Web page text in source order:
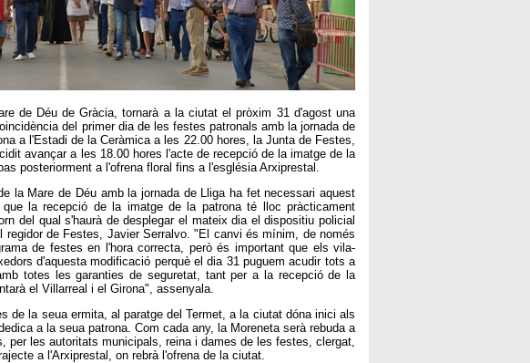
de Déu de Gràcia, tornarà a la ciutat el pròxim 31 d'agost una
del primer dia de les festes patronals amb la jornada de
a l'Estadi de la Ceràmica a les 22.00 hores, la Junta de Festes,
avançar a les 18.00 hores l'acte de recepció de la imatge de la
posteriorment a l'ofrena floral fins a l'església Arxiprestal.
la Mare de Déu amb la jornada de Lliga ha fet necessari aquest
la recepció de la imatge de la patrona té lloc pràcticament
del qual s'haurà de desplegar el mateix dia el dispositiu policial
regidor de Festes, Javier Serralvo. "El canvi és mínim, de només
de festes en l'hora correcta, però és important que els vila-
d'aquesta modificació perquè el dia 31 puguem acudir tots a
totes les garanties de seguretat, tant per a la recepció de la
el Villarreal i el Girona", assenyala.
de la seua ermita, al paratge del Termet, a la ciutat dóna inici als
a la seua patrona. Com cada any, la Moreneta serà rebuda a
per les autoritats municipals, reina i dames de les festes, clergat,
a l'Arxiprestal, on rebrà l'ofrena de la ciutat.